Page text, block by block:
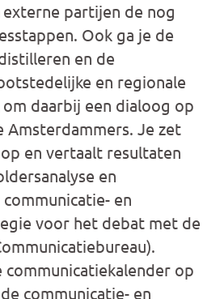
partijen de nog
Ook ga je de
en de
en regionale
daarbij een dialoog op
Je zet
op en vertaalt resultaten
en
en
voor het debat met de
communicatiekalender op
communicatie- en